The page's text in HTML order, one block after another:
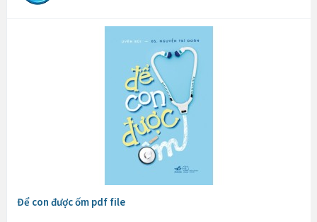
Để con được ốm pdf file